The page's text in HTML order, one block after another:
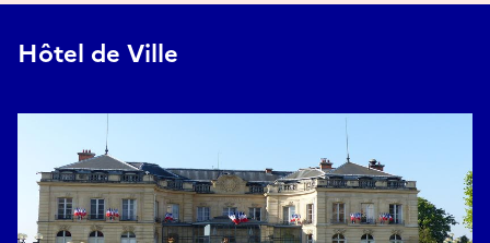
Hôtel de Ville